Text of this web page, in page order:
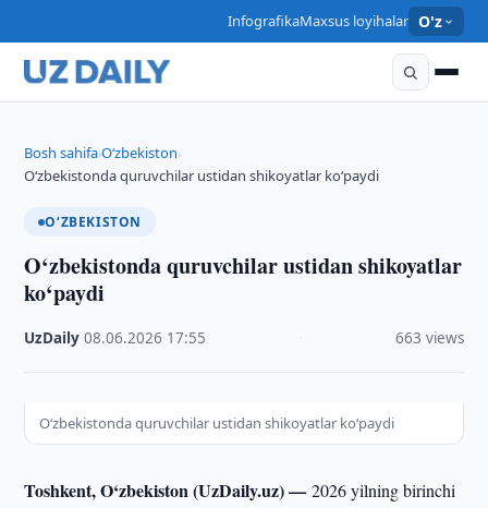
InfografikaMaxsus loyihalar O'z
Bosh sahifa›O‘zbekiston›
O‘zbekistonda quruvchilar ustidan shikoyatlar ko‘paydi
O‘ZBEKISTON
O‘zbekistonda quruvchilar ustidan shikoyatlar
ko‘paydi
UzDaily ·08.06.2026 17:55 663 views
O‘zbekistonda quruvchilar ustidan shikoyatlar ko‘paydi
Toshkent, O‘zbekiston (UzDaily.uz) —2026 yilning birinchi